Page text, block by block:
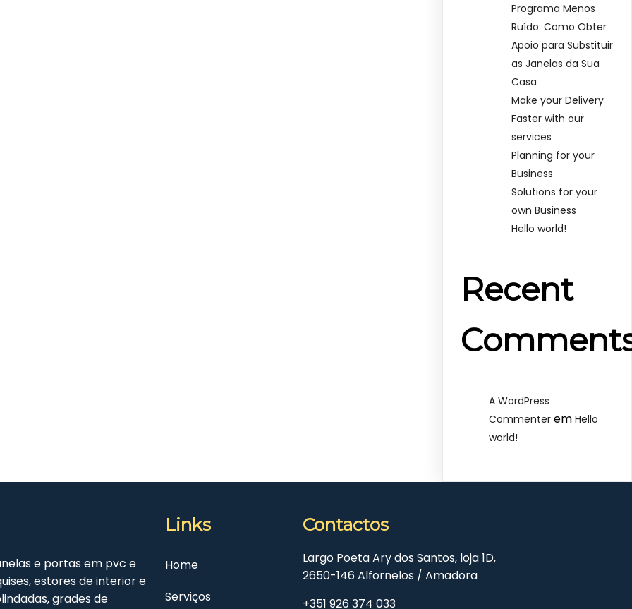
Programa Menos
Ruído: Como Obter
Apoio para Substituir
as Janelas da Sua
Casa
Make your Delivery
Faster with our
services
Planning for your
Business
Solutions for your
own Business
Hello world!
Recent
A WordPress
Commenter emHello
world!
e portas em pvc e
estores de interior e
grades de
Links
Home
Serviços
Contactos
Largo Poeta Ary dos Santos, loja 1D,
2650-146 Alfornelos / Amadora
+351 926 374 033